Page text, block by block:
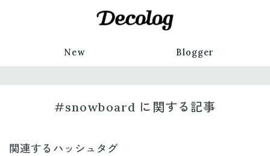
New Blogger
#snowboard に関する記事
関連するハッシュタグ